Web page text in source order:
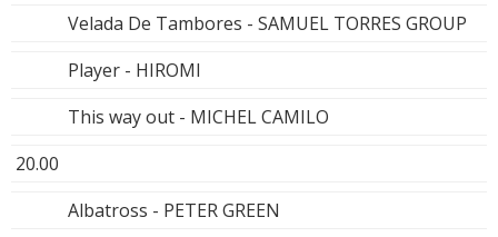
Velada De Tambores - SAMUEL TORRES GROUP
Player - HIROMI
This way out - MICHEL CAMILO
20.00
Albatross - PETER GREEN